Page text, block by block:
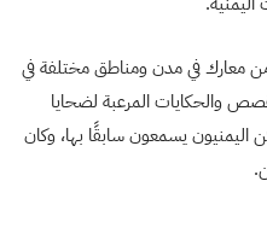
معارك في مدن ومناطق مختلفة في
والحكايات المرعبة لضحايا
اليمنيون يسمعون سابقًا بها، وكان